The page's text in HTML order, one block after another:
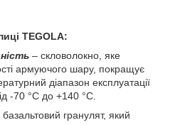
TEGOLA:
– скловолокно, яке
армуючого шару, покращує
діапазон експлуатації
-70 °С до +140 °С.
базальтовий гранулят, який